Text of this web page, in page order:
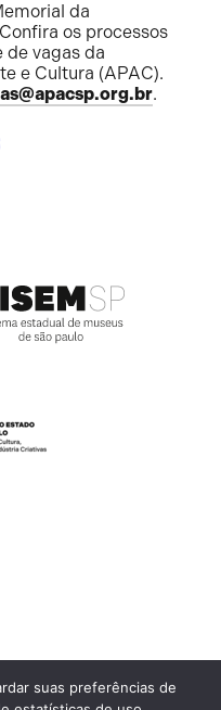
da
os processos
de vagas da
e Cultura (APAC).
.
suas preferências de